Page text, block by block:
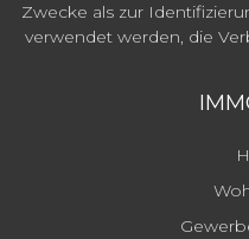
Zwecke als zur
verwendet werden, die